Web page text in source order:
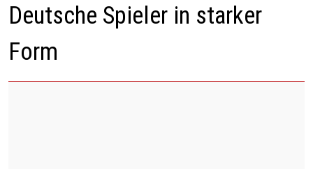
Deutsche Spieler in starker
Form